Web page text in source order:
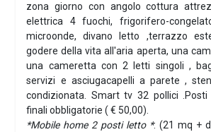
zona giorno con angolo cottura
elettrica 4 fuochi, frigorifero-
microonde, divano letto ,terrazzo
godere della vita all'aria aperta, una
una cameretta con 2 letti singoli ,
servizi e asciugacapelli a parete ,
condizionata. Smart tv 32 pollici
finali obbligatorie ( € 50,00).
*Mobile home 2 posti letto *: (21 mq +